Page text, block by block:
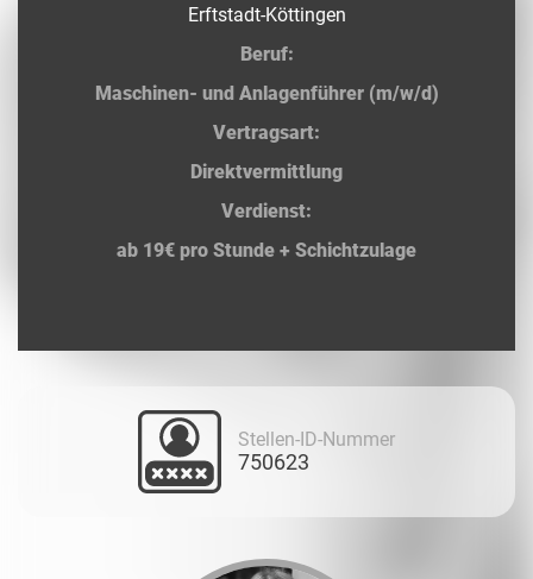
Erftstadt-Köttingen
Beruf:
Maschinen- und Anlagenführer (m/w/d)
Vertragsart:
Direktvermittlung
Verdienst:
ab 19€ pro Stunde + Schichtzulage
Stellen-ID-Nummer
750623